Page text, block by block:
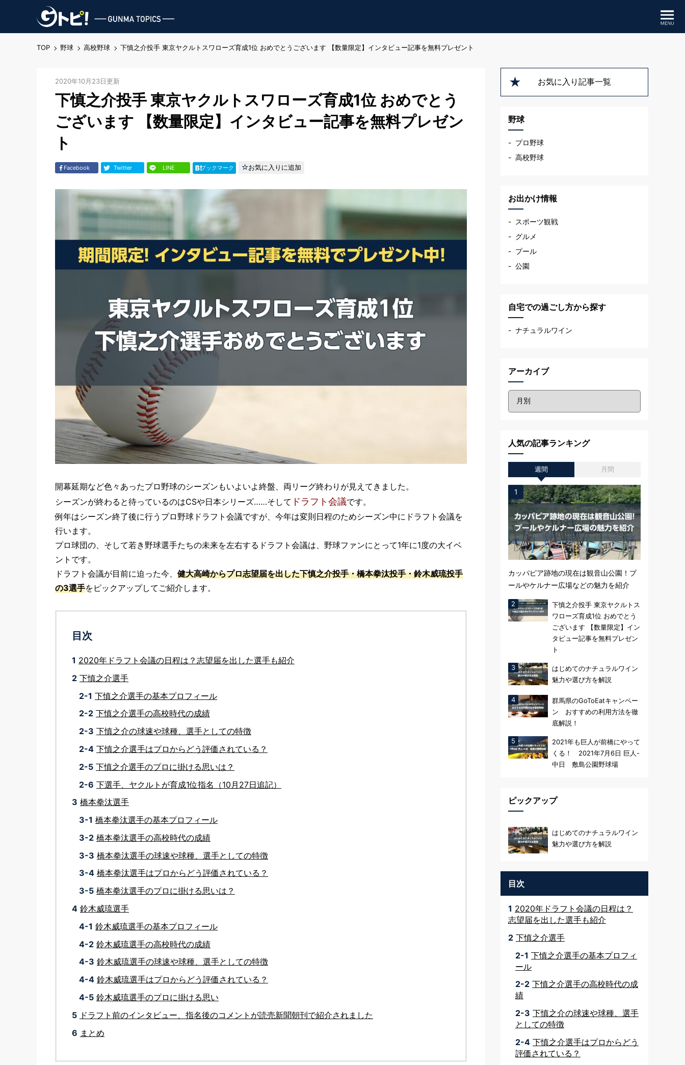
TOP 野球 高校野球 下慎之介投手 東京ヤクルトスワローズ育成1位 おめでとうございます 【数量限定】インタビュー記事を無料プレゼント
2020年10月23日更新
下慎之介投手 東京ヤクルトスワローズ育成1位 おめでとう
ございます 【数量限定】インタビュー記事を無料プレゼン
ト
Facebook Twitter LINE ブックマーク お気に入りに追加
開幕延期など色々あったプロ野球のシーズンもいよいよ終盤、両リーグ終わりが見えてきました。
シーズンが終わると待っているのはCSや日本シリーズ……そして ドラフト会議です。
例年はシーズン終了後に行うプロ野球ドラフト会議ですが、今年は変則日程のためシーズン中にドラフト会議を
行います。
プロ球団の、そして若き野球選手たちの未来を左右するドラフト会議は、野球ファンにとって1年に1度の大イベ
ントです。
ドラフト会議が目前に迫った今、 健大高崎からプロ志望届を出した下慎之介投手・橋本拳汰投手・鈴木威琉投手
の3選手をピックアップしてご紹介します。
目次
1 2020年ドラフト会議の日程は？志望届を出した選手も紹介
2 下慎之介選手
2-1 下慎之介選手の基本プロフィール
2-2 下慎之介選手の高校時代の成績
2-3 下慎之介の球速や球種、選手としての特徴
2-4 下慎之介選手はプロからどう評価されている？
2-5 下慎之介選手のプロに掛ける思いは？
2-6 下選手、ヤクルトが育成1位指名（10月27日追記）
3 橋本拳汰選手
3-1 橋本拳汰選手の基本プロフィール
3-2 橋本拳汰選手の高校時代の成績
3-3 橋本拳汰選手の球速や球種、選手としての特徴
3-4 橋本拳汰選手はプロからどう評価されている？
3-5 橋本拳汰選手のプロに掛ける思いは？
4 鈴木威琉選手
4-1 鈴木威琉選手の基本プロフィール
4-2 鈴木威琉選手の高校時代の成績
4-3 鈴木威琉選手の球速や球種、選手としての特徴
4-4 鈴木威琉選手はプロからどう評価されている？
4-5 鈴木威琉選手のプロに掛ける思い
5 ドラフト前のインタビュー、指名後のコメントが読売新聞朝刊で紹介されました
6 まとめ
お気に入り記事一覧
野球
プロ野球
高校野球
お出かけ情報
スポーツ観戦
グルメ
プール
公園
自宅での過ごし方から探す
ナチュラルワイン
アーカイブ
人気の記事ランキング
週間 月間
カッパピア跡地の現在は観音山公園！プ
ールやケルナー広場などの魅力を紹介
下慎之介投手 東京ヤクルトス
ワローズ育成1位 おめでとう
ございます 【数量限定】イン
タビュー記事を無料プレゼン
ト
はじめてのナチュラルワイン
魅力や選び方を解説
群馬県のGoToEatキャンペー
ン おすすめの利用方法を徹
底解説！
2021年も巨人が前橋にやって
くる！ 2021年7月6日 巨人-
中日 敷島公園野球場
ピックアップ
はじめてのナチュラルワイン
魅力や選び方を解説
目次
1 2020年ドラフト会議の日程は？
志望届を出した選手も紹介
2 下慎之介選手
2-1 下慎之介選手の基本プロフィ
ール
2-2 下慎之介選手の高校時代の成
績
2-3 下慎之介の球速や球種、選手
としての特徴
2-4 下慎之介選手はプロからどう
評価されている？